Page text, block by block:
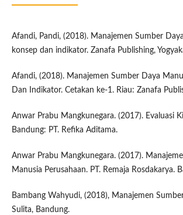
Afandi, Pandi, (2018). Manajemen Sumber
konsep dan indikator. Zanafa Publishing,
Afandi, (2018). Manajemen Sumber Daya
Dan Indikator. Cetakan ke-1. Riau: Zanafa
Anwar Prabu Mangkunegara. (2017). Evaluasi
Bandung: PT. Refika Aditama.
Anwar Prabu Mangkunegara. (2017).
Manusia Perusahaan. PT. Remaja Rosdakarya.
Bambang Wahyudi, (2018), Manajemen
Sulita, Bandung.